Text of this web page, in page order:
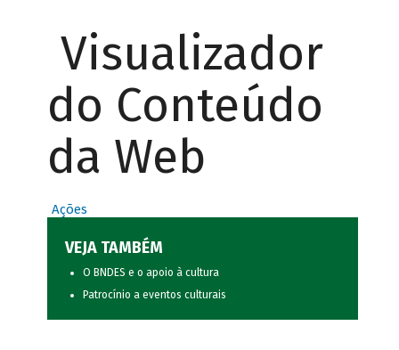
Visualizador
do Conteúdo
da Web
Ações
VEJA TAMBÉM
O BNDES e o apoio à cultura
Patrocínio a eventos culturais